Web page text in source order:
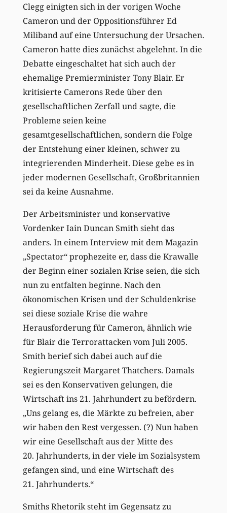
Clegg einigten sich in der vorigen Woche
Cameron und der Oppositionsführer Ed
Miliband auf eine Untersuchung der Ursachen.
Cameron hatte dies zunächst abgelehnt. In die
Debatte eingeschaltet hat sich auch der
ehemalige Premierminister Tony Blair. Er
kritisierte Camerons Rede über den
gesellschaftlichen Zerfall und sagte, die
Probleme seien keine
gesamtgesellschaftlichen, sondern die Folge
der Entstehung einer kleinen, schwer zu
integrierenden Minderheit. Diese gebe es in
jeder modernen Gesellschaft, Großbritannien
sei da keine Ausnahme.
Der Arbeitsminister und konservative
Vordenker Iain Duncan Smith sieht das
anders. In einem Interview mit dem Magazin
„Spectator“ prophezeite er, dass die Krawalle
der Beginn einer sozialen Krise seien, die sich
nun zu entfalten beginne. Nach den
ökonomischen Krisen und der Schuldenkrise
sei diese soziale Krise die wahre
Herausforderung für Cameron, ähnlich wie
für Blair die Terrorattacken vom Juli 2005.
Smith berief sich dabei auch auf die
Regierungszeit Margaret Thatchers. Damals
sei es den Konservativen gelungen, die
Wirtschaft ins 21. Jahrhundert zu befördern.
„Uns gelang es, die Märkte zu befreien, aber
wir haben den Rest vergessen. (?) Nun haben
wir eine Gesellschaft aus der Mitte des
20. Jahrhunderts, in der viele im Sozialsystem
gefangen sind, und eine Wirtschaft des
21. Jahrhunderts.“
Smiths Rhetorik steht im Gegensatz zu